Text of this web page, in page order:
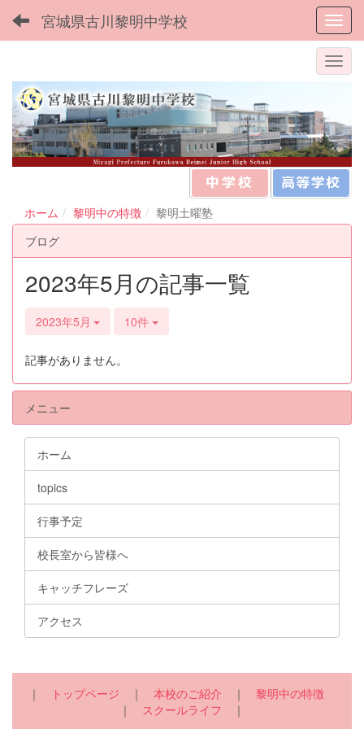
宮城県古川黎明中学校
ホーム 黎明中の特徴
黎明土曜塾
ブログ
2023年5月の記事一覧
2023年5月 10件
記事がありません。
メニュー
ホーム
topics
行事予定
校長室から皆様へ
キャッチフレーズ
アクセス
｜ トップページ ｜ 本校のご紹介 ｜ 黎明中の特徴
｜ スクールライフ ｜